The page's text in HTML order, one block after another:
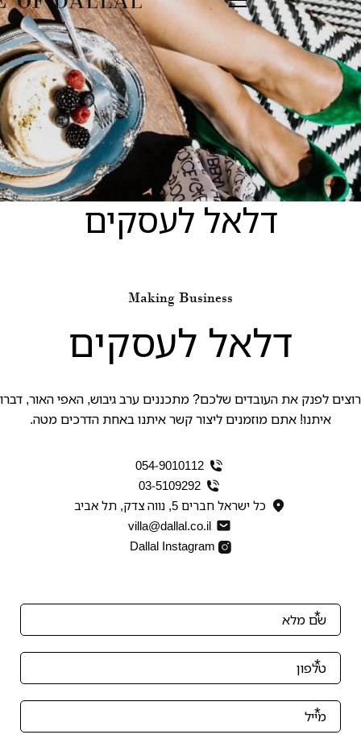
הניווט
דלאל לעסקים
Making Business
דלאל לעסקים
את העובדים שלכם? מתכננים ערב גיבוש, האפי האור, דברו
אתם מוזמנים ליצור קשר איתנו באחת הדרכים מטה.
03-5109292
054-9010112
כל ישראל חברים 5, נווה צדק, תל אביב
villa@dallal.co.il
Dallal Instagram